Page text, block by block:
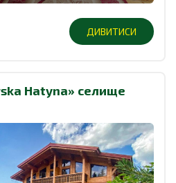
ДИВИТИСИ
Hatyna» селище